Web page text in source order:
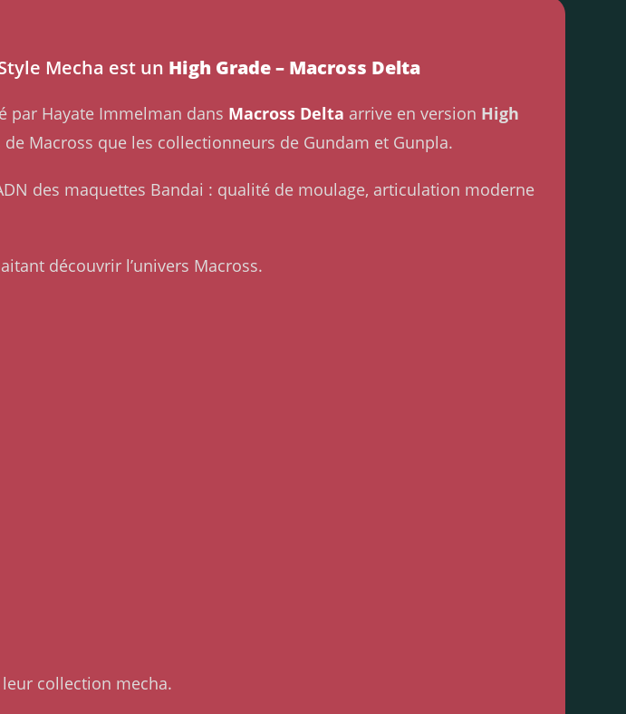
Mecha est un High Grade – Macross Delta
par Hayate Immelman dans Macross Delta arrive en version High
Macross que les collectionneurs de Gundam et Gunpla.
des maquettes Bandai : qualité de moulage, articulation moderne
découvrir l’univers Macross.
collection mecha.